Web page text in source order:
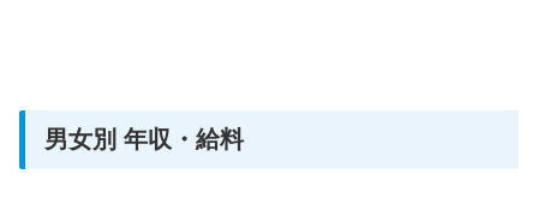
男女別 年収・給料